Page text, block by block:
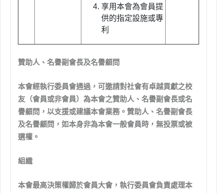
享用本會為會員提
供的指定設施或專
利
贊助人、名譽副會長及名譽顧問
本會經執行委員會通過，可邀請對社會有卓越貢獻之校
友（會員或非會員）為本會之贊助人、名譽副會長或名
譽顧問，以支援或建議本會業務。贊助人、名譽副會長
及名譽顧問，如本身非為本會一般會員時，無投票或被
選權。
組織
本會最高決策權歸於會員大會，執行委員會負責處理本